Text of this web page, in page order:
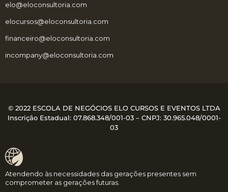
elo@eloconsultoria.com
elocursos@eloconsultoria.com
financeiro@eloconsultoria.com
incompany@eloconsultoria.com
© 2022 ESCOLA DE NEGÓCIOS ELO CURSOS E EVENTOS LTDA
Inscrição Estadual: 07.868.348/001-03 – CNPJ: 30.965.048/0001-
03
Atendendo às necessidades das gerações presentes sem
comprometer as gerações futuras.